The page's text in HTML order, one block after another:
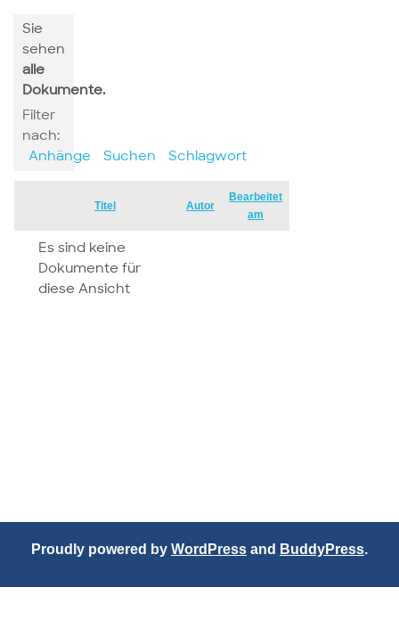
Sie
sehen
alle
Dokumente.
Filter
nach:
Anhänge
Suchen Schlagwort
Titel Autor
Bearbeitet
am
Es sind keine
Dokumente für
diese Ansicht
Proudly powered by WordPress and BuddyPress.